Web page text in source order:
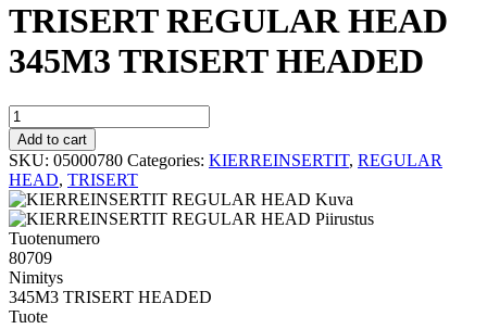
TRISERT REGULAR HEAD
345M3 TRISERT HEADED
TRISERT
REGULAR
HEAD
345M3
TRISERT
HEADED
quantity
Add to cart
SKU: 05000780 Categories: KIERREINSERTIT, REGULAR
HEAD, TRISERT
Tuotenumero
80709
Nimitys
345M3 TRISERT HEADED
Tuote